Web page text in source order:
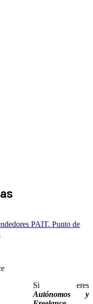
PAIT. Punto de
Si eres
Autónomos y